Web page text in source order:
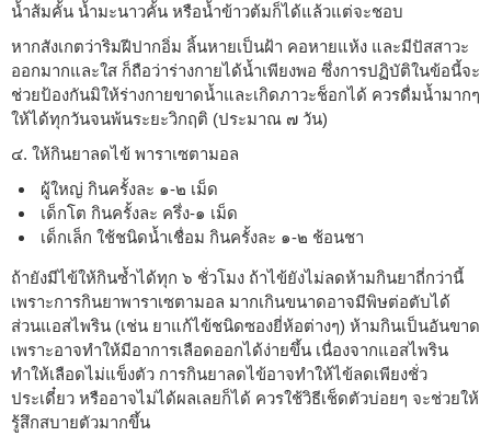
น้ำส้มคั้น น้ำมะนาวคั้น หรือน้ำข้าวต้มก็ได้แล้วแต่จะชอบ
หากสังเกตว่าริมฝีปากอิ่ม ลิ้นหายเป็นฝ้า คอหายแห้ง และมีปัสสาวะ
ออกมากและใส ก็ถือว่าร่างกายได้น้ำเพียงพอ ซึ่งการปฏิบัติในข้อนี้จะ
ช่วยป้องกันมิให้ร่างกายขาดน้ำและเกิดภาวะช็อกได้ ควรดื่มน้ำมากๆ
ให้ได้ทุกวันจนพ้นระยะวิกฤติ (ประมาณ ๗ วัน)
๔. ให้กินยาลดไข้ พาราเซตามอล
ผู้ใหญ่ กินครั้งละ ๑-๒ เม็ด
เด็กโต กินครั้งละ ครึ่ง-๑ เม็ด
เด็กเล็ก ใช้ชนิดน้ำเชื่อม กินครั้งละ ๑-๒ ช้อนชา
ถ้ายังมีไข้ให้กินซ้ำได้ทุก ๖ ชั่วโมง ถ้าไข้ยังไม่ลดห้ามกินยาถี่กว่านี้
เพราะการกินยาพาราเซตามอล มากเกินขนาดอาจมีพิษต่อตับได้
ส่วนแอสไพริน (เช่น ยาแก้ไข้ชนิดซองยี่ห้อต่างๆ) ห้ามกินเป็นอันขาด
เพราะอาจทำให้มีอาการเลือดออกได้ง่ายขึ้น เนื่องจากแอสไพริน
ทำให้เลือดไม่แข็งตัว การกินยาลดไข้อาจทำให้ไข้ลดเพียงชั่ว
ประเดี๋ยว หรืออาจไม่ได้ผลเลยก็ได้ ควรใช้วิธีเช็ดตัวบ่อยๆ จะช่วยให้
รู้สึกสบายตัวมากขึ้น